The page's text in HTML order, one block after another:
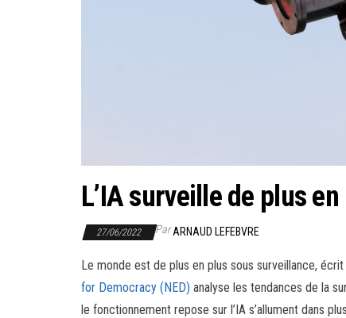
L’IA surveille de plus
27/06/2022 ParARNAUD LEFEBVRE
Le monde est de plus en plus sous surveillance, écrit
for Democracy (NED) analyse les tendances de la
le fonctionnement repose sur l’IA s’allument dans